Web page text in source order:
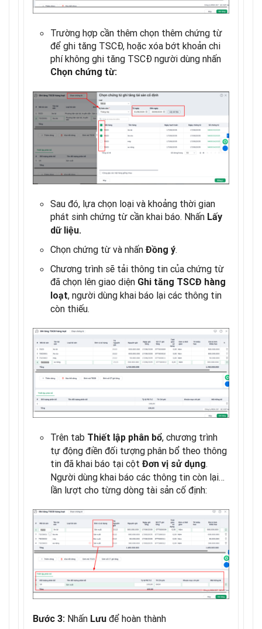
Trường hợp cần thêm chọn thêm chứng từ
để ghi tăng TSCĐ, hoặc xóa bớt khoản chi
phí không ghi tăng TSCĐ người dùng nhấn
Chọn chứng từ:
Sau đó, lựa chọn loại và khoảng thời gian
phát sinh chứng từ cần khai báo. Nhấn Lấy
dữ liệu.
Chọn chứng từ và nhấn Đồng ý.
Chương trình sẽ tải thông tin của chứng từ
đã chọn lên giao diện Ghi tăng TSCĐ hàng
loạt, người dùng khai báo lại các thông tin
còn thiếu.
Trên tab Thiết lập phân bổ, chương trình
tự động điền đối tượng phân bổ theo thông
tin đã khai báo tại cột Đơn vị sử dụng.
Người dùng khai báo các thông tin còn lại…
lần lượt cho từng dòng tài sản cố định:
Bước 3: Nhấn Lưu để hoàn thành